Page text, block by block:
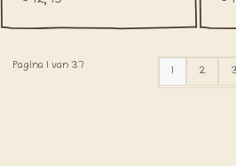
Pagina 1 van 37 1 2 3